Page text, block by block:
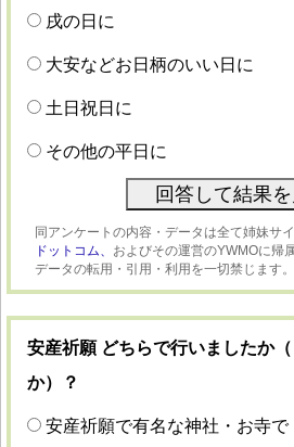
戌の日に
大安などお日柄のいい日に
土日祝日に
その他の平日に
同アンケートの内容・データは全て姉妹サイ
ドットコム、 およびその運営のYWMOに帰
データの転用・引用・利用を一切禁じます。
安産祈願 どちらで行いましたか
か）？
安産祈願で有名な神社・お寺で